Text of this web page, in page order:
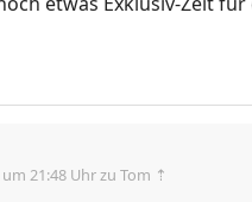
um 21:48 Uhrzu Tom ⇡